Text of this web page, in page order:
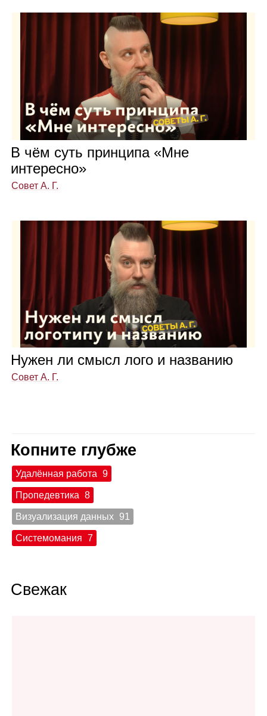
В чём суть прин­ципа «Мне
инте­ресно»
Совет А. Г.
Нужен ли смысл лого и назва­нию
Совет А. Г.
Копните глубже
Удалённая работа 9
Пропедевтика 8
Визуализация данных 91
Системомания 7
Свежак